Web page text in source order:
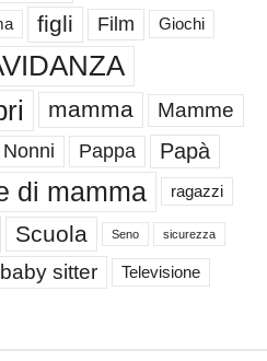
figli Film Giochi
mamma Mamme
Nonni Pappa Papà
di mamma ragazzi
Scuola Seno sicurezza
sitter Televisione